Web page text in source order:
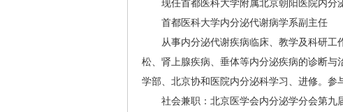
现任首都医科大学附属北京朝阳医院内分
首都医科大学内分泌代谢病学系副主任
从事内分泌代谢疾病临床、教学及科研工
松、肾上腺疾病、垂体等内分泌疾病的诊断
学部、北京协和医院内分泌科学习、进修。参
社会兼职：北京医学会内分泌学分会第九